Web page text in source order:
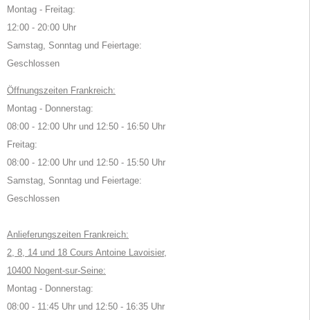
Montag - Freitag:
12:00 - 20:00 Uhr
Samstag, Sonntag und Feiertage:
Geschlossen
Öffnungszeiten Frankreich:
Montag - Donnerstag:
08:00 - 12:00 Uhr und 12:50 - 16:50 Uhr
Freitag:
08:00 - 12:00 Uhr und 12:50 - 15:50 Uhr
Samstag, Sonntag und Feiertage:
Geschlossen
Anlieferungszeiten Frankreich:
2, 8, 14 und 18 Cours Antoine Lavoisier,
10400 Nogent-sur-Seine:
Montag - Donnerstag:
08:00 - 11:45 Uhr und 12:50 - 16:35 Uhr